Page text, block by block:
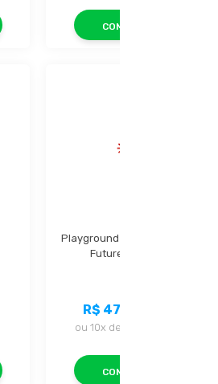
COMPRAR
Playground  Play Modular
Future Xalingo
R$ 47.999,99
ou 10x de
COMPRAR